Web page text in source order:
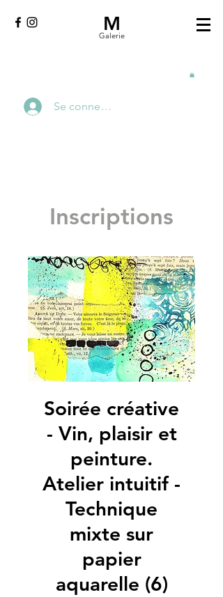
M
Galerie
Se connecter
Inscriptions
Soirée créative
- Vin, plaisir et
peinture.
Atelier intuitif -
Technique
mixte sur
papier
aquarelle (6)